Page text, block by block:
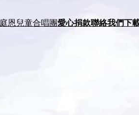
庭恩兒童合唱團愛心捐款聯絡我們下